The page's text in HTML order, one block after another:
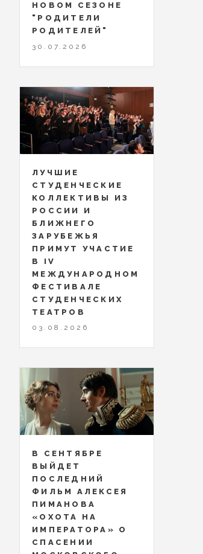
НОВОМ СЕЗОНЕ
"РОДИТЕЛИ
РОДИТЕЛЕЙ"
30.07.2026
ЛУЧШИЕ
СТУДЕНЧЕСКИЕ
КОЛЛЕКТИВЫ ИЗ
РОССИИ И
БЛИЖНЕГО
ЗАРУБЕЖЬЯ
ПРИМУТ УЧАСТИЕ
В IV
МЕЖДУНАРОДНОМ
ФЕСТИВАЛЕ
СТУДЕНЧЕСКИХ
ТЕАТРОВ
03.08.2026
В СЕНТЯБРЕ
ВЫЙДЕТ
ПОСЛЕДНИЙ
ФИЛЬМ АЛЕКСЕЯ
ПИМАНОВА
«ОХОТА НА
ИМПЕРАТОРА» О
СПАСЕНИИ